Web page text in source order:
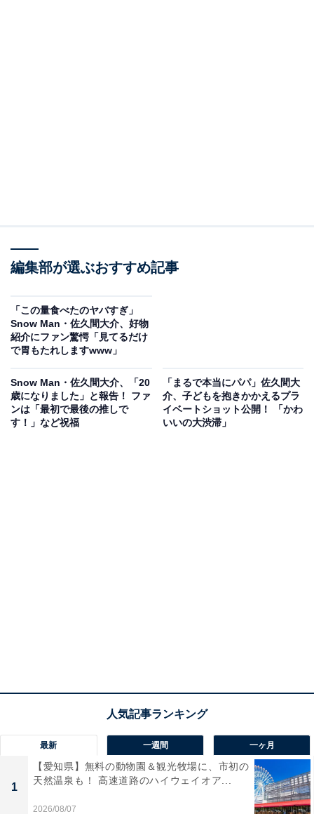
編集部が選ぶおすすめ記事
「この量食べたのヤバすぎ」
Snow Man・佐久間大介、好物
紹介にファン驚愕「見てるだけ
で胃もたれしますwww」
Snow Man・佐久間大介、「20
歳になりました」と報告！ ファ
ンは「最初で最後の推しで
す！」など祝福
「まるで本当にパパ」佐久間大
介、子どもを抱きかかえるプラ
イベートショット公開！ 「かわ
いいの大渋滞」
最新 一週間 一ヶ月
1
【愛知県】無料の動物園＆観光牧場に、市初の
天然温泉も！ 高速道路のハイウェイオア...
2026/08/07